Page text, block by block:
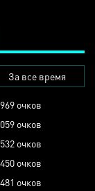
За все время
очков
очков
очков
очков
очков